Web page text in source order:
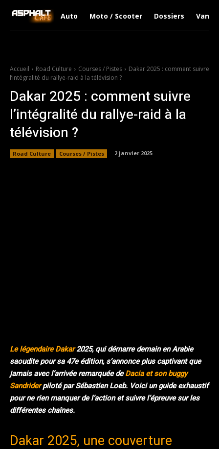
Auto Moto / Scooter Dossiers Van
Accueil Road Culture Courses / Pistes
Dakar 2025 : comment suivre
l’intégralité du rallye-raid à la télévision ?
Dakar 2025 : comment suivre
l’intégralité du rallye-raid à la
télévision ?
Road Culture Courses / Pistes 2 janvier 2025
Le légendaire Dakar2025, qui démarre demain en Arabie
saoudite pour sa47e édition, s’annonce plus captivant que
jamais avec l’arrivée remarquée deDacia et son buggy
Sandriderpiloté par Sébastien Loeb. Voici un guide exhaustif
pour ne rien manquer de l’action et suivre l’épreuve sur les
différentes chaînes.
Dakar 2025, une couverture